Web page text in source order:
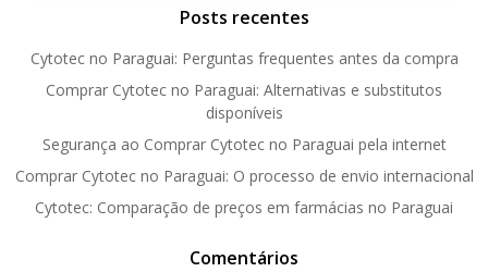
Posts recentes
Cytotec no Paraguai: Perguntas frequentes antes da compra
Comprar Cytotec no Paraguai: Alternativas e substitutos
disponíveis
Segurança ao Comprar Cytotec no Paraguai pela internet
Comprar Cytotec no Paraguai: O processo de envio internacional
Cytotec: Comparação de preços em farmácias no Paraguai
Comentários